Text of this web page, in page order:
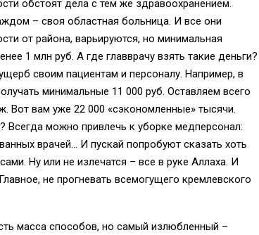
обстоят дела с тем же здравоохранением.
– своя областная больница. И все они
от района, варьируются, но минимальная
1 млн руб. А где главврачу взять такие деньги?
своим пациентам и персоналу. Например, в
минимальные 11 000 руб. Оставляем всего
Вот вам уже 22 000 «сэкономленные» тысячи.
Всегда можно привлечь к уборке медперсонал:
врачей… И пускай попробуют сказать хоть
Ну или не излечатся – все в руке Аллаха. И
не прогневать всемогущего кремлевского
масса способов, но самый излюбленный –